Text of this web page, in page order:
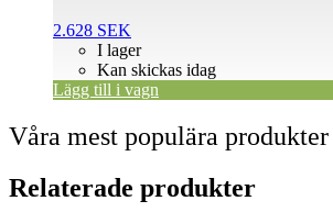
2.628 SEK
I lager
Kan skickas idag
Lägg till i vagn
Våra mest populära produkter
Relaterade produkter